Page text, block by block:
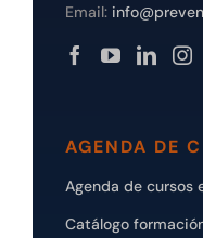
Email:
AGENDA DE
Agenda de cursos
Catálogo